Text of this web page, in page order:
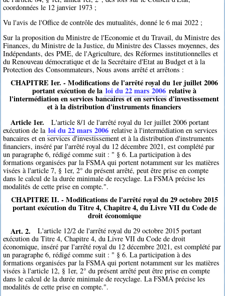
coordonnées le 12 janvier 1973 ;
Vu l'avis de l'Office de contrôle des mutualités, donné le 6 mai 2022 ;
Sur la proposition du Ministre de l'Economie et du Travail, du Ministre des
Finances, du Ministre de la Justice, du Ministre des Classes moyennes, des
Indépendants, des PME, de l'Agriculture, des Réformes institutionnelles et
du Renouveau démocratique et de la Secrétaire d'Etat au Budget et à la
Protection des Consommateurs, Nous avons arrêté et arrêtons :
CHAPITRE Ier. - Modifications de l'arrêté royal du 1er juillet 2006
portant exécution de la loi du 22 mars 2006 relative à
l'intermédiation en services bancaires et en services d'investissement
et à la distribution d'instruments financiers
Article 1er.
L'article 8/1 de l'arrêté royal du 1er juillet 2006 portant
exécution de la loi du 22 mars 2006 relative à l'intermédiation en services
bancaires et en services d'investissement et à la distribution d'instruments
financiers, inséré par l'arrêté royal du 12 décembre 2021, est complété par
un paragraphe 6, rédigé comme suit : " § 6. La participation à des
formations organisées par la FSMA qui portent notamment sur les matières
visées à l'article 7, § 1er, 2° du présent arrêté, peut être prise en compte
dans le calcul de la durée minimale de recyclage. La FSMA précise les
modalités de cette prise en compte.".
CHAPITRE II. - Modifications de l'arrêté royal du 29 octobre 2015
portant exécution du Titre 4, Chapitre 4, du Livre VII du Code de
droit économique
Art. 2.
L'article 12/2 de l'arrêté royal du 29 octobre 2015 portant
exécution du Titre 4, Chapitre 4, du Livre VII du Code de droit
économique, inséré par l'arrêté royal du 12 décembre 2021, est complété par
un paragraphe 6, rédigé comme suit : " § 6. La participation à des
formations organisées par la FSMA qui portent notamment sur les matières
visées à l'article 12, § 1er, 2° du présent arrêté peut être prise en compte
dans le calcul de la durée minimale de recyclage. La FSMA précise les
modalités de cette prise en compte.".